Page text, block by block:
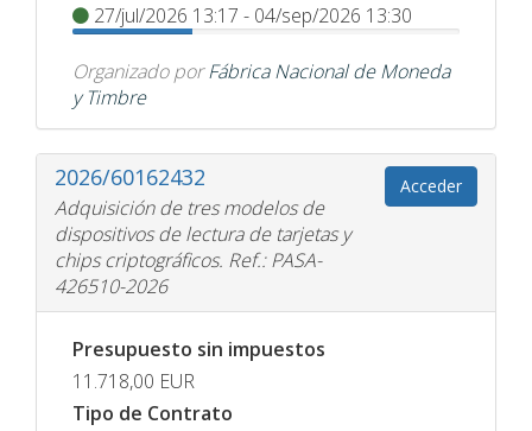
27/jul/2026 13:17 - 04/sep/2026 13:30
Organizado por Fábrica Nacional de Moneda
y Timbre
2026/60162432
Adquisición de tres modelos de
dispositivos de lectura de tarjetas y
chips criptográficos. Ref.: PASA-
426510-2026
Acceder
Presupuesto sin impuestos
11.718,00 EUR
Tipo de Contrato